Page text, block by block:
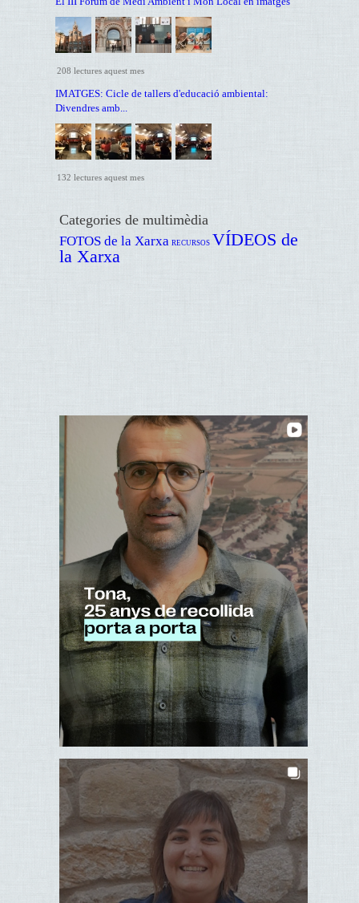
208 lectures aquest mes
IMATGES: Cicle de tallers d'educació ambiental:
Divendres amb...
132 lectures aquest mes
Categories de multimèdia
FOTOS de la Xarxa RECURSOS VÍDEOS de
la Xarxa